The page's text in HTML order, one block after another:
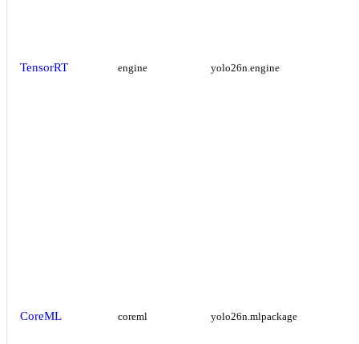
TensorRT engine yolo26n.engine
CoreML coreml yolo26n.mlpackage